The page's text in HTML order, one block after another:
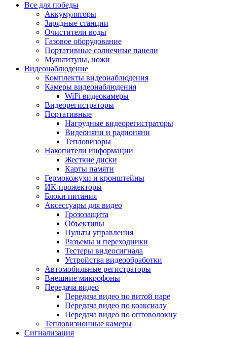
Все для победы
Аккумуляторы
Зарядные станции
Очистители воды
Газовое оборудование
Портативные солнечные панели
Мультитулы, ножи
Видеонаблюдение
Комплекты видеонаблюдения
Камеры видеонаблюдения
WiFi видеокамеры
Видеорегистраторы
Портативные
Нагрудные видеорегистраторы
Видеоняни и радионяни
Тепловизоры
Накопители информации
Жесткие диски
Карты памяти
Гермокожухи и кронштейны
ИК-прожекторы
Блоки питания
Аксессуары для видео
Грозозащита
Объективы
Пульты управления
Разъемы и переходники
Тестеры видеосигнала
Устройства видеообработки
Автомобильные регистраторы
Внешние микрофоны
Передача видео
Передача видео по витой паре
Передача видео по коаксиалу
Передача видео по оптоволокну
Тепловизионные камеры
Сигнализация